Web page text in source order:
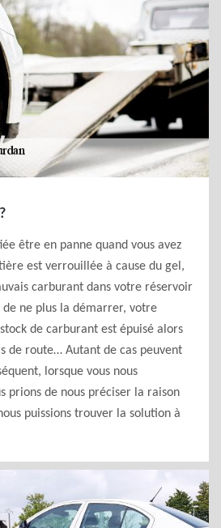
être en panne quand vous avez
est verrouillée à cause du gel,
carburant dans votre réservoir
ne plus la démarrer, votre
de carburant est épuisé alors
de route… Autant de cas peuvent
lorsque vous nous
prions de nous préciser la raison
puissions trouver la solution à